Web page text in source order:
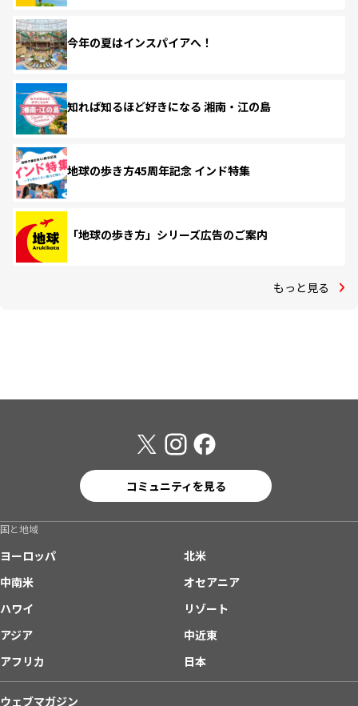
今年の夏はインスパイアへ！
知れば知るほど好きになる 湘南・江の島
地球の歩き方45周年記念 インド特集
「地球の歩き方」シリーズ広告のご案内
もっと見る
コミュニティを見る
国と地域
ヨーロッパ
北米
中南米
オセアニア
ハワイ
リゾート
アジア
中近東
アフリカ
日本
ウェブマガジン